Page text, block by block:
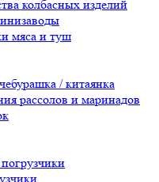
колбасных изделий
мяса и туш
/ китаянка
рассолов и маринадов